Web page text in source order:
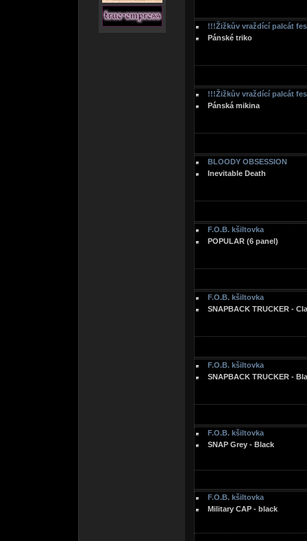
!!!Žižkův vraždící palcát
Pánské triko
!!!Žižkův vraždící palcát
Pánská mikina
BLOODY OBSESSION
Inevitable Death
F.O.B. kšiltovka
POPULAR (6 panel)
F.O.B. kšiltovka
SNAPBACK TRUCKER -
F.O.B. kšiltovka
SNAPBACK TRUCKER -
F.O.B. kšiltovka
SNAP Grey - Black
F.O.B. kšiltovka
Military CAP - black